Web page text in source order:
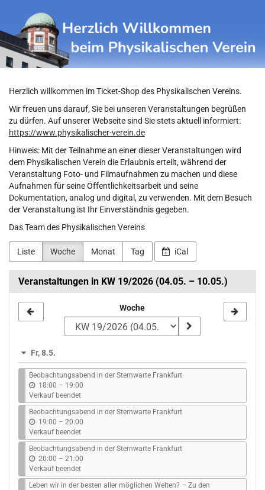
Haupt-
Inhalt
springen
Physikalischer
Verein
Herzlich willkommen im Ticket-Shop des Physikalischen Vereins.
Wir freuen uns darauf, Sie bei unseren Veranstaltungen begrüßen
zu dürfen. Auf unserer Webseite sind Sie stets aktuell informiert:
https://www.physikalischer-verein.de
Hinweis: Mit der Teilnahme an einer dieser Veranstaltungen wird
dem Physikalischen Verein die Erlaubnis erteilt, während der
Veranstaltung Foto- und Filmaufnahmen zu machen und diese
Aufnahmen für seine Öffentlichkeitsarbeit und seine
Dokumentation, analog und digital, zu verwenden. Mit dem Besuch
der Veranstaltung ist Ihr Einverständnis gegeben.
Das Team des Physikalischen Vereins
Liste Woche Monat Tag iCal
Veranstaltungen in KW 19/2026 (04.05. – 10.05.)
zur
auswählen
Woche
Fr, 8.5.
Beobachtungsabend in der Sternwarte Frankfurt
18:00 – b
i
s
19:00
Verkauf beendet
Beobachtungsabend in der Sternwarte Frankfurt
19:00 – b
i
s
20:00
Verkauf beendet
Beobachtungsabend in der Sternwarte Frankfurt
20:00 – b
i
s
21:00
Verkauf beendet
Leben wir in der besten aller möglichen Welten? – Zu den